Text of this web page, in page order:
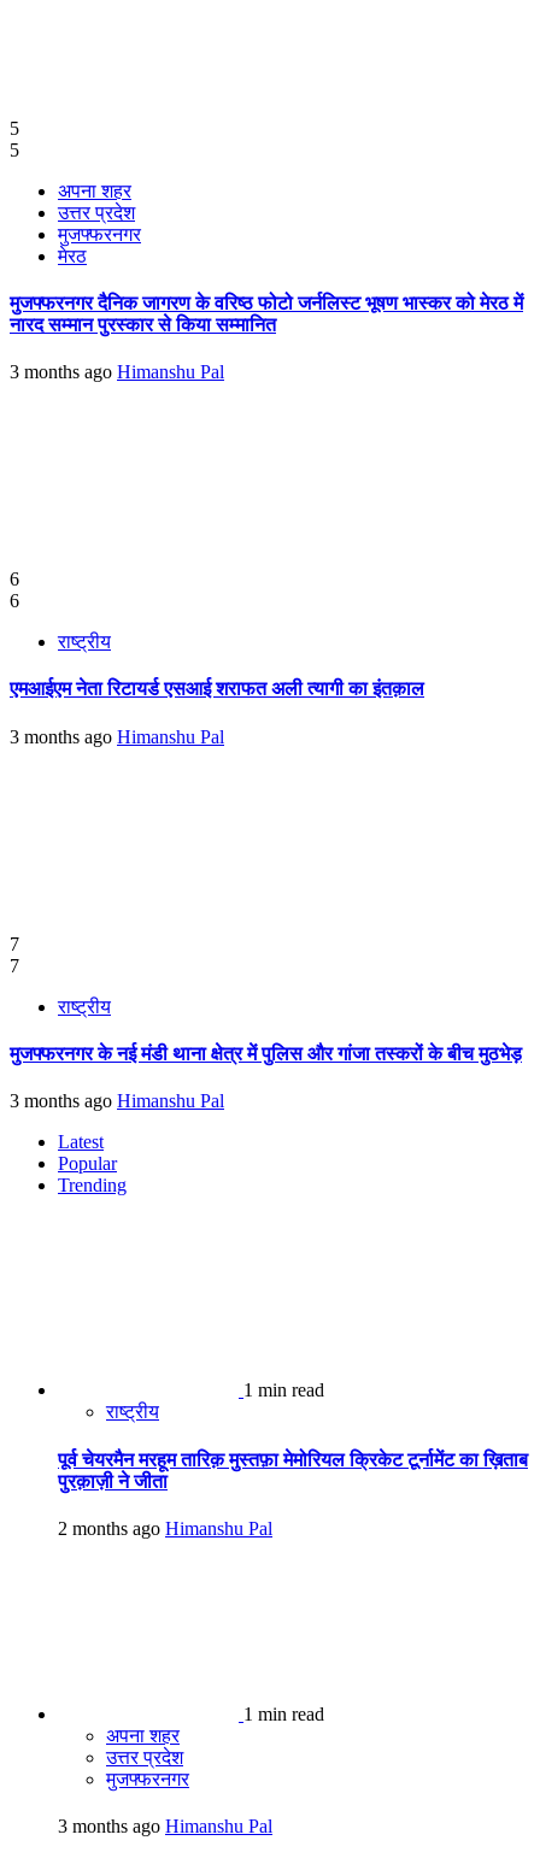
5
5
अपना शहर
उत्तर प्रदेश
मुजफ्फरनगर
मेरठ
मुजफ्फरनगर दैनिक जागरण के वरिष्ठ फोटो जर्नलिस्ट भूषण भास्कर को मेरठ में
नारद सम्मान पुरस्कार से किया सम्मानित
3 months ago Himanshu Pal
6
6
राष्ट्रीय
एमआईएम नेता रिटायर्ड एसआई शराफत अली त्यागी का इंतक़ाल
3 months ago Himanshu Pal
7
7
राष्ट्रीय
मुजफ्फरनगर के नई मंडी थाना क्षेत्र में पुलिस और गांजा तस्करों के बीच मुठभेड़
3 months ago Himanshu Pal
Latest
Popular
Trending
1 min read
राष्ट्रीय
पूर्व चेयरमैन मरहूम तारिक़ मुस्तफ़ा मेमोरियल क्रिकेट टूर्नामेंट का ख़िताब
पुरक़ाज़ी ने जीता
2 months ago Himanshu Pal
1 min read
अपना शहर
उत्तर प्रदेश
मुजफ्फरनगर
3 months ago Himanshu Pal